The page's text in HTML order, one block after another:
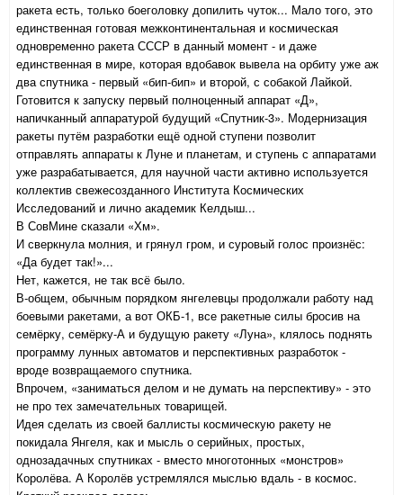
ракета есть, только боеголовку допилить чуток... Мало того, это
единственная готовая межконтинентальная и космическая
одновременно ракета СССР в данный момент - и даже
единственная в мире, которая вдобавок вывела на орбиту уже аж
два спутника - первый «бип-бип» и второй, с собакой Лайкой.
Готовится к запуску первый полноценный аппарат «Д»,
напичканный аппаратурой будущий «Спутник-3». Модернизация
ракеты путём разработки ещё одной ступени позволит
отправлять аппараты к Луне и планетам, и ступень с аппаратами
уже разрабатывается, для научной части активно используется
коллектив свежесозданного Института Космических
Исследований и лично академик Келдыш...
В СовМине сказали «Хм».
И сверкнула молния, и грянул гром, и суровый голос произнёс:
«Да будет так!»...
Нет, кажется, не так всё было.
В-общем, обычным порядком янгелевцы продолжали работу над
боевыми ракетами, а вот ОКБ-1, все ракетные силы бросив на
семёрку, семёрку-А и будущую ракету «Луна», клялось поднять
программу лунных автоматов и перспективных разработок -
вроде возвращаемого спутника.
Впрочем, «заниматься делом и не думать на перспективу» - это
не про тех замечательных товарищей.
Идея сделать из своей баллисты космическую ракету не
покидала Янгеля, как и мысль о серийных, простых,
однозадачных спутниках - вместо многотонных «монстров»
Королёва. А Королёв устремлялся мыслью вдаль - в космос.